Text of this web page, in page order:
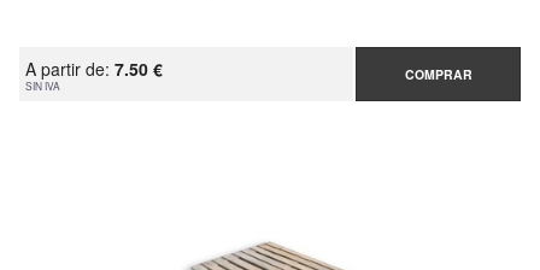
A partir de: 7.50 €
SIN IVA
COMPRAR